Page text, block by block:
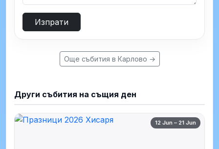
Изпрати
Още събития в Карлово →
Други събития на същия ден
12 Jun – 21 Jun